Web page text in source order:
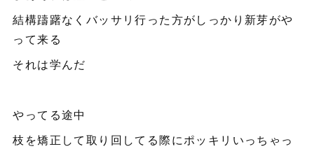
結構躊躇なくバッサリ行った方がしっかり新芽がや
って来る
それは学んだ
やってる途中
枝を矯正して取り回してる際にポッキリいっちゃっ